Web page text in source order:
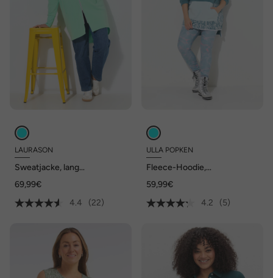
LAURASON
Sweatjacke, lang
Tunnelzug hinten, Langarm
69,99€
4.4
(22)
ULLA POPKEN
Fleece-Hoodie,
Langarm
59,99€
4.2
(5)